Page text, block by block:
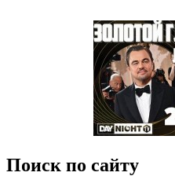
Поиск по сайту